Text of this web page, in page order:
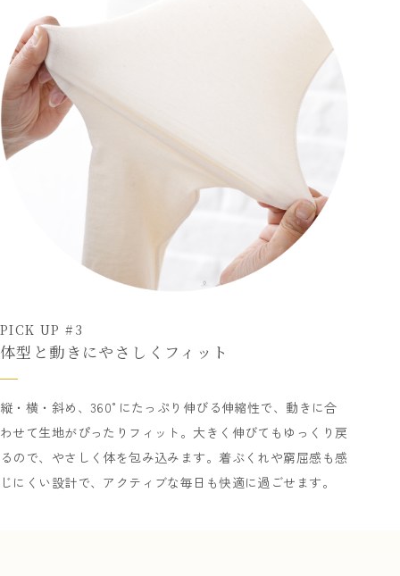
PICK UP #3
体型と動きにやさしくフィット
縦・横・斜め、360°にたっぷり伸びる伸縮性で、動きに合
わせて生地がぴったりフィット。大きく伸びてもゆっくり戻
るので、やさしく体を包み込みます。着ぶくれや窮屈感も感
じにくい設計で、アクティブな毎日も快適に過ごせます。